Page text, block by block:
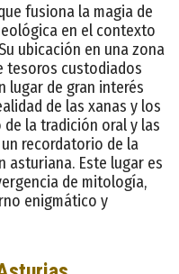
fusiona la magia de
en el contexto
ubicación en una zona
tesoros custodiados
lugar de gran interés
de las xanas y los
la tradición oral y las
un recordatorio de la
asturiana. Este lugar es
de mitología,
enigmático y